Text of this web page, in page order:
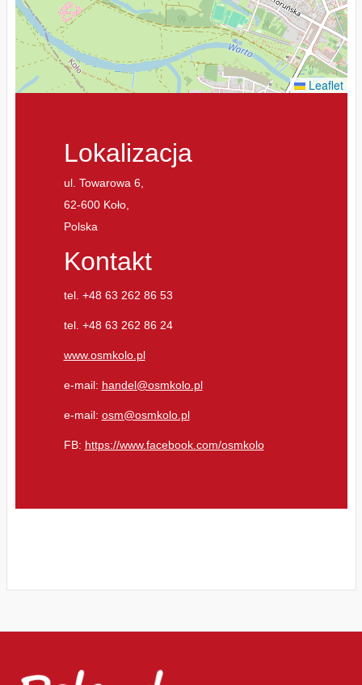
Leaflet
Lokalizacja
ul. Towarowa 6,
62-600 Koło,
Polska
Kontakt
tel. +48 63 262 86 53
tel. +48 63 262 86 24
www.osmkolo.pl
e-mail: handel@osmkolo.pl
e-mail: osm@osmkolo.pl
FB: https://www.facebook.com/osmkolo